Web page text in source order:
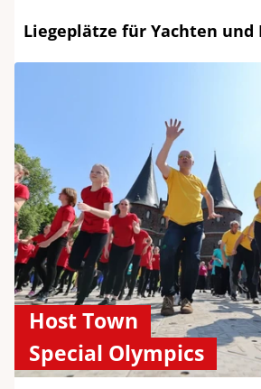
Liegeplätze für Yachten
Host Town
Special Olympics